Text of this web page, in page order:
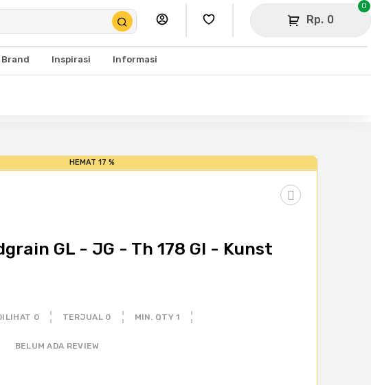
Rp. 0
0
Brand Inspirasi Informasi
HEMAT 17 %
GL - JG - Th 178 Gl - Kunst
0 TERJUAL 0 MIN. QTY 1
BELUM ADA REVIEW